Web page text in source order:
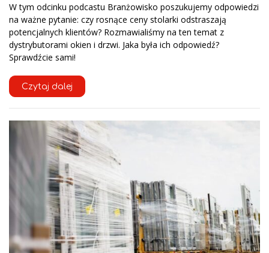
W tym odcinku podcastu Branżowisko poszukujemy odpowiedzi
na ważne pytanie: czy rosnące ceny stolarki odstraszają
potencjalnych klientów? Rozmawialiśmy na ten temat z
dystrybutorami okien i drzwi. Jaka była ich odpowiedź?
Sprawdźcie sami!
Czytaj dalej